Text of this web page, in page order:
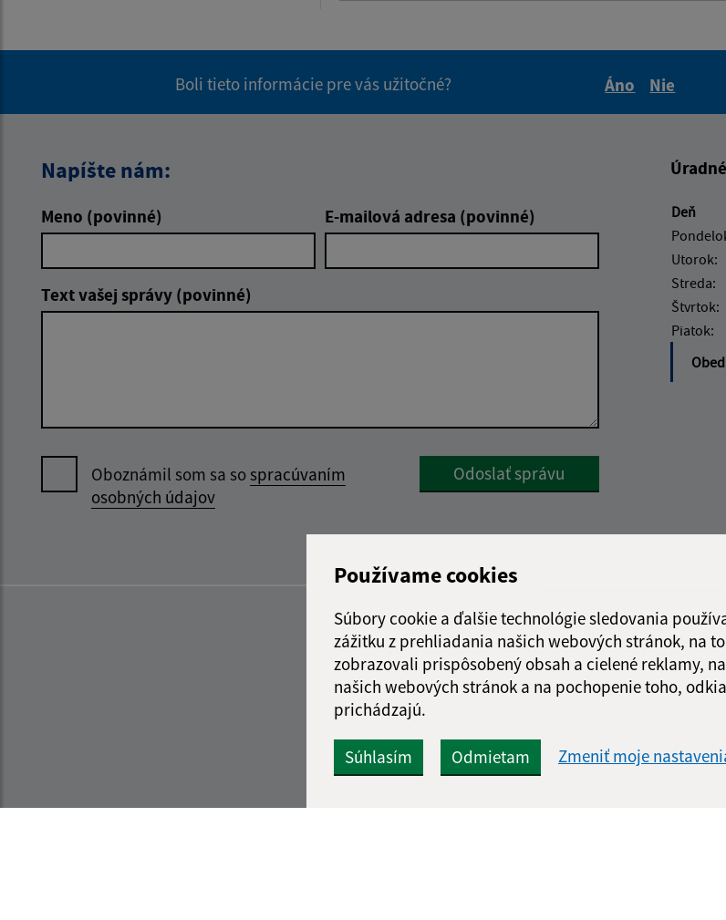
Používame cookies
Súbory cookie a ďalšie technológie sledovania
zážitku z prehliadania našich webových stránok, na
zobrazovali prispôsobený obsah a cielené reklamy,
našich webových stránok a na pochopenie toho,
prichádzajú.
Súhlasím Odmietam Zmeniť moje
Boli tieto informácie pre vás užitočné?
Áno
Nie
Napíšte nám:
Meno (povinné) E-mailová adresa (povinné)
Text vašej správy (povinné)
Oboznámil som sa sospracúvaním
osobných údajov
Google reCaptcha Response
Odoslať správu
Deň
Utorok:
Streda:
Štvrtok:
Piatok: